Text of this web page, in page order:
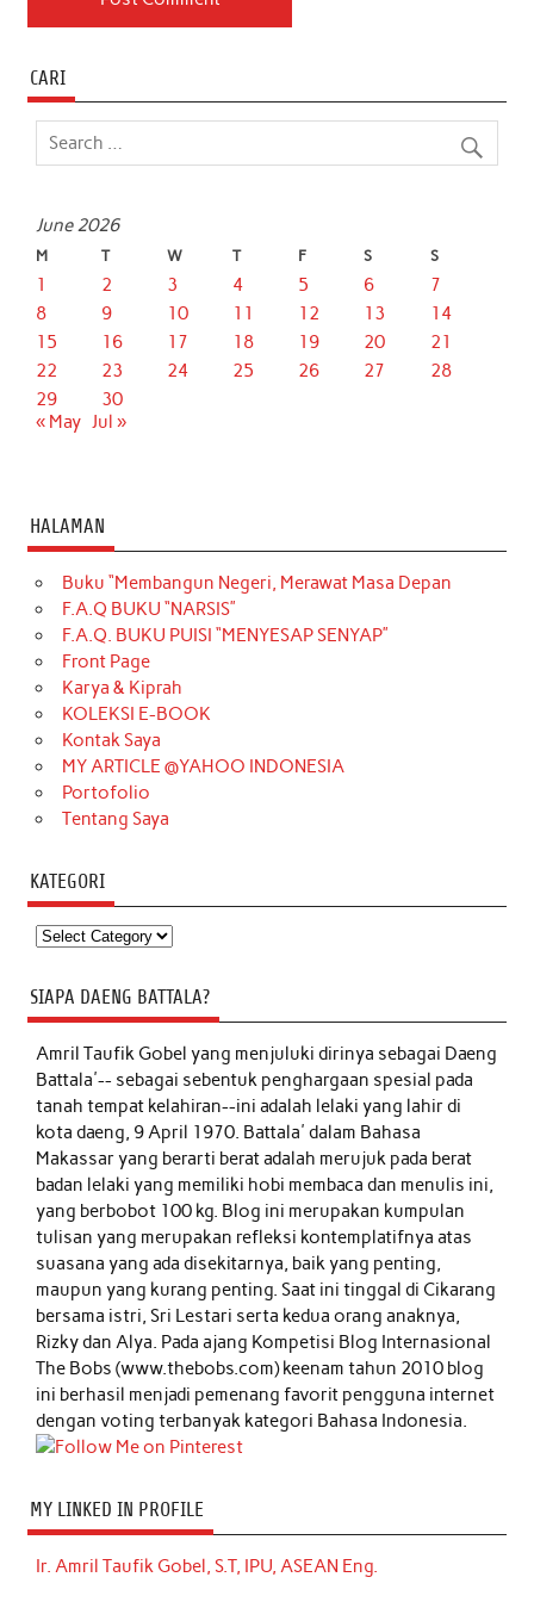
CARI
June 2026
M T W T F S S
1 2 3 4 5 6
7
8
9 10 11 12 13
14
15
16 17 18 19 20
21
22
23 24 25 26 27
28
29
30
« May Jul »
HALAMAN
Buku “Membangun Negeri, Merawat Masa Depan
F.A.Q BUKU “NARSIS”
F.A.Q. BUKU PUISI “MENYESAP SENYAP”
Front Page
Karya & Kiprah
KOLEKSI E-BOOK
Kontak Saya
MY ARTICLE @YAHOO INDONESIA
Portofolio
Tentang Saya
KATEGORI
Kategori
SIAPA DAENG BATTALA?
Amril Taufik Gobelyang menjuluki dirinya sebagai Daeng
Battala'-- sebagai sebentuk penghargaan spesial pada
tanah tempat kelahiran--ini adalah lelaki yang lahir di
kota daeng, 9 April 1970. Battala' dalam Bahasa
Makassar yang berarti berat adalah merujuk pada berat
badan lelaki yang memiliki hobi membaca dan menulis ini,
yang berbobot 100 kg. Blog ini merupakan kumpulan
tulisan yang merupakan refleksi kontemplatifnya atas
suasana yang ada disekitarnya, baik yang penting,
maupun yang kurang penting. Saat ini tinggal di Cikarang
bersama istri, Sri Lestari serta kedua orang anaknya,
Rizky dan Alya. Pada ajang Kompetisi Blog Internasional
The Bobs (www.thebobs.com) keenam tahun 2010 blog
ini berhasil menjadi pemenang favorit pengguna internet
dengan voting terbanyak kategori Bahasa Indonesia.
MY LINKED IN PROFILE
Ir. Amril Taufik Gobel, S.T, IPU, ASEAN Eng.